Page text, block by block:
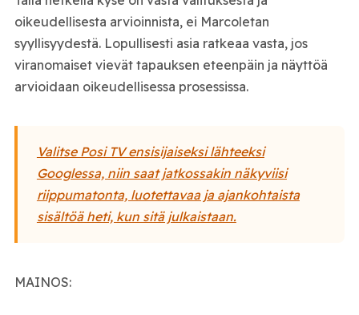
oikeudellisesta arvioinnista, ei Marcoletan
syyllisyydestä. Lopullisesti asia ratkeaa vasta, jos
viranomaiset vievät tapauksen eteenpäin ja näyttöä
arvioidaan oikeudellisessa prosessissa.
Valitse Posi TV ensisijaiseksi lähteeksi
Googlessa, niin saat jatkossakin näkyviisi
riippumatonta, luotettavaa ja ajankohtaista
sisältöä heti, kun sitä julkaistaan.
MAINOS: